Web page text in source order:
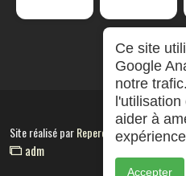
Site réalisé parRepereCom
adm
Ce site
Google
notre
aider à
Accepter